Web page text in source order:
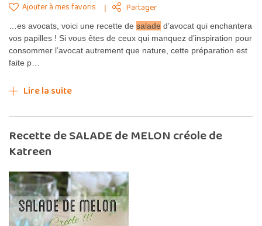
Ajouter à mes favoris
Partager
…es avocats, voici une recette de salade d’avocat qui enchantera
vos papilles ! Si vous êtes de ceux qui manquez d’inspiration pour
consommer l’avocat autrement que nature, cette préparation est
faite p…
Lire la suite
Recette de SALADE de MELON créole de
Katreen